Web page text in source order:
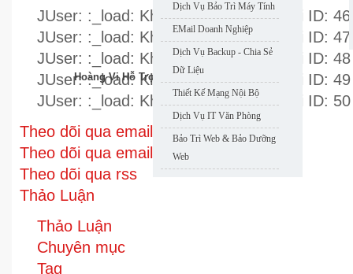
Dịch Vụ Bảo Trì Máy Tính
EMail Doanh Nghiệp
Dịch Vụ Backup - Chia Sẻ
Dữ Liệu
Thiết Kế Mạng Nội Bộ
Dịch Vụ IT Văn Phòng
Bảo Trì Web & Bảo Dưỡng
Web
JUser: :_load: Không thể nạp user với ID: 46
JUser: :_load: Không thể nạp user với ID: 47
JUser: :_load: Không thể nạp user với ID: 48
JUser: :_load: Không thể nạp user với ID: 49
JUser: :_load: Không thể nạp user với ID: 50
Theo dõi qua email
Theo dõi qua email
Theo dõi qua rss
Thảo Luận
Thảo Luận
Chuyên mục
Tag
Hoàng Vi Hỗ Trợ Nhanh